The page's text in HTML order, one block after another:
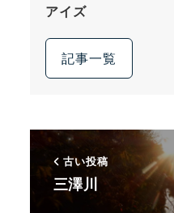
アイズ
記事一覧
古い投稿
三澤川